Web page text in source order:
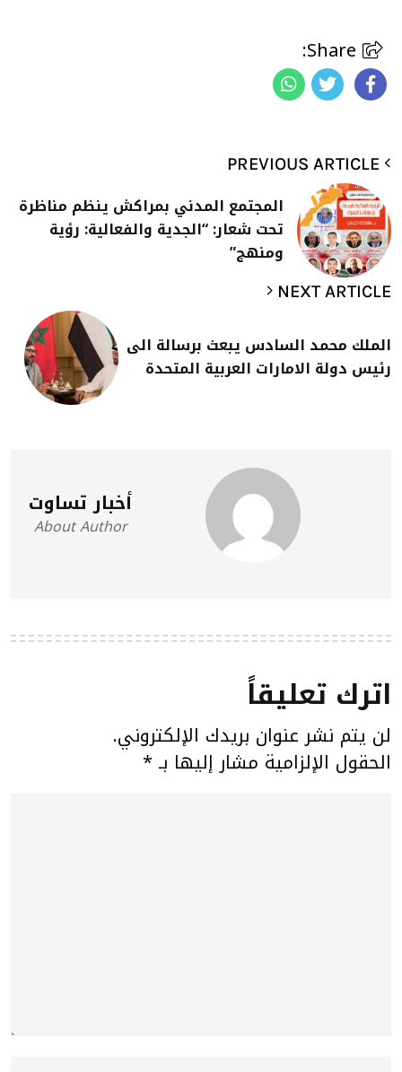
المجتمع المدني بمراكش ينظم مناظرة
تحت شعار: “الجدية والفعالية: رؤية
ومنهج”
NEXT ARTICLE
الملك محمد السادس يبعث برسالة الى
رئيس دولة الامارات العربية المتحدة
أخبار تساوت
About Author
اترك تعليقاً
لن يتم نشر عنوان بريدك الإلكتروني.
الحقول الإلزامية مشار إليها بـ *